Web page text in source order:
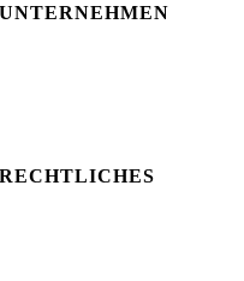
UNTERNEHMEN
RECHTLICHES